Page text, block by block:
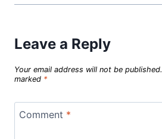
Leave a Reply
Your email address will not be published.
marked *
Comment *